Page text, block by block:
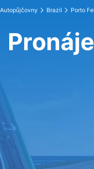
Autopůjčovny Brazil Porto